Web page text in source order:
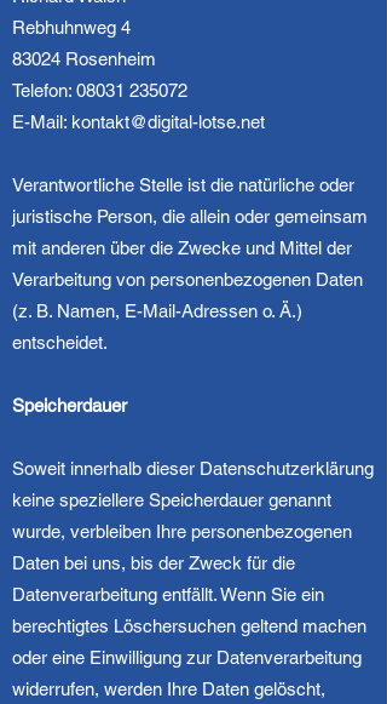
Rebhuhnweg 4
83024 Rosenheim
Telefon: 08031 235072
E-Mail: kontakt@digital-lotse.net
Verantwortliche Stelle ist die natürliche oder
juristische Person, die allein oder gemeinsam
mit anderen über die Zwecke und Mittel der
Verarbeitung von personenbezogenen Daten
(z. B. Namen, E-Mail-Adressen o. Ä.)
entscheidet.
Speicherdauer
Soweit innerhalb dieser Datenschutzerklärung
keine speziellere Speicherdauer genannt
wurde, verbleiben Ihre personenbezogenen
Daten bei uns, bis der Zweck für die
Datenverarbeitung entfällt. Wenn Sie ein
berechtigtes Löschersuchen geltend machen
oder eine Einwilligung zur Datenverarbeitung
widerrufen, werden Ihre Daten gelöscht,